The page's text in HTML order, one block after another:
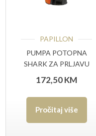
PAPILLON
PUMPA POTOPNA
SHARK ZA PRLJAVU
172,50KM
Pročitaj više